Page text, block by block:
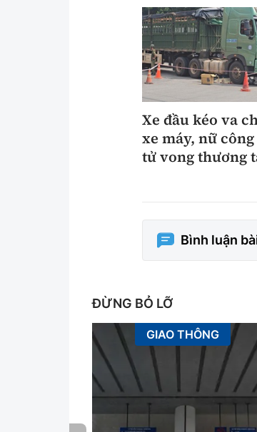
Xe đầu kéo va
xe máy, nữ
tử vong thương
Bình luận
ĐỪNG BỎ LỠ
GIAO THÔNG